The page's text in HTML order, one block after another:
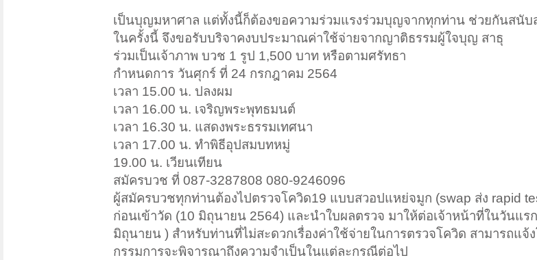
เป็นบุญมหาศาล แต่ทั้งนี้ก็ต้องขอความร่วมแรงร่วมบุญจากทุกท่าน ช่วยกันสนับ
ในครั้งนี้ จึงขอรับบริจาคงบประมาณค่าใช้จ่ายจากญาติธรรมผู้ใจบุญ สาธุ
ร่วมเป็นเจ้าภาพ บวช 1 รูป 1,500 บาท หรือตามศรัทธา
กำหนดการ วันศุกร์ ที่ 24 กรกฎาคม 2564
เวลา 15.00 น. ปลงผม
เวลา 16.00 น. เจริญพระพุทธมนต์
เวลา 16.30 น. แสดงพระธรรมเทศนา
เวลา 17.00 น. ทำพิธีอุปสมบทหมู่
19.00 น. เวียนเทียน
สมัครบวช ที่ 087-3287808 080-9246096
ผู้สมัครบวชทุกท่านต้องไปตรวจโควิด19 แบบสวอปแหย่จมูก (swap ส่ง rapid
ก่อนเข้าวัด (10 มิถุนายน 2564) และนำใบผลตรวจ มาให้ต่อเจ้าหน้าที่ในวันแร
มิถุนายน ) สำหรับท่านที่ไม่สะดวกเรื่องค่าใช้จ่ายในการตรวจโควิด สามารถแจ้
กรรมการจะพิจารณาถึงความจำเป็นในแต่ละกรณีต่อไป